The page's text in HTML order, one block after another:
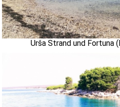
Urša Strand und Fortuna